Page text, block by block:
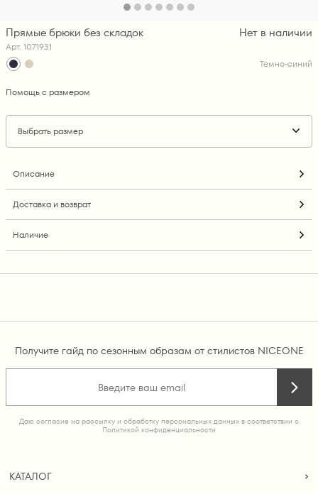
Прямые брюки без складок
Арт. 1071931
Нет в наличии
Темно-синий
Помощь с размером
Выбрать размер
Описание
Доставка и возврат
Наличие
Получите гайд по сезонным образам от стилистов NICEONE
Даю согласие на рассылку и обработку персональных данных в соответствии с
Политикой конфиденциальности
КАТАЛОГ